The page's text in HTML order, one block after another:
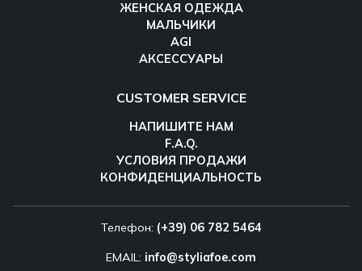
ЖЕНСКАЯ ОДЕЖДА
МАЛЬЧИКИ
AGI
АКСЕССУАРЫ
CUSTOMER SERVICE
НАПИШИТЕ НАМ
F.A.Q.
УСЛОВИЯ ПРОДАЖИ
КОНФИДЕНЦИАЛЬНОСТЬ
Телефон: (+39) 06 782 5464
EMAIL: info@styliafoe.com